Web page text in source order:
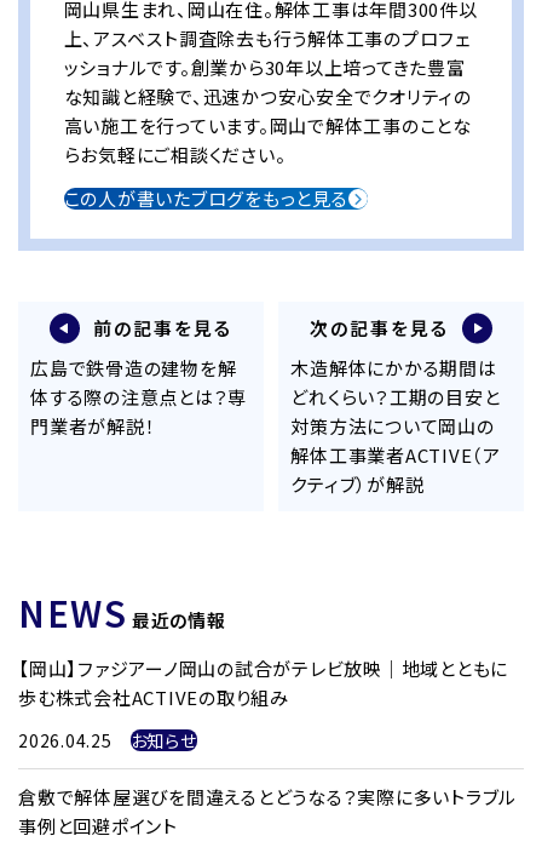
岡山県生まれ、岡山在住。解体工事は年間300件以
上、アスベスト調査除去も行う解体工事のプロフェ
ッショナルです。創業から30年以上培ってきた豊富
な知識と経験で、迅速かつ安心安全でクオリティの
高い施工を行っています。岡山で解体工事のことな
らお気軽にご相談ください。
この人が書いたブログをもっと見る
前の記事を見る
広島で鉄骨造の建物を解
体する際の注意点とは？専
門業者が解説！
次の記事を見る
木造解体にかかる期間は
どれくらい？工期の目安と
対策方法について岡山の
解体工事業者ACTIVE（ア
クティブ）が解説
NEWS 最近の情報
【岡山】ファジアーノ岡山の試合がテレビ放映｜地域とともに
歩む株式会社ACTIVEの取り組み
2026.04.25 お知らせ
倉敷で解体屋選びを間違えるとどうなる？実際に多いトラブル
事例と回避ポイント